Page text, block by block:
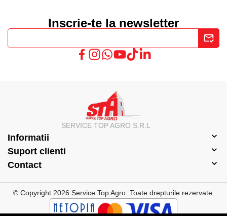
Inscrie-te la newsletter
SERVICE TOP AGRO S.R.L
Informatii
Suport clienti
Contact
© Copyright 2026 Service Top Agro. Toate drepturile rezervate.